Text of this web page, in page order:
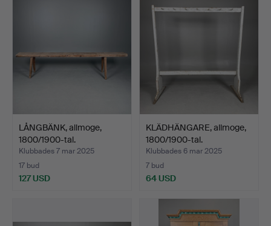
LÅNGBÄNK, allmoge,
1800/1900-tal.
Klubbades 7 mar 2025
17 bud
127 USD
KLÄDHÄNGARE, allmoge,
1800/1900-tal.
Klubbades 6 mar 2025
7 bud
64 USD